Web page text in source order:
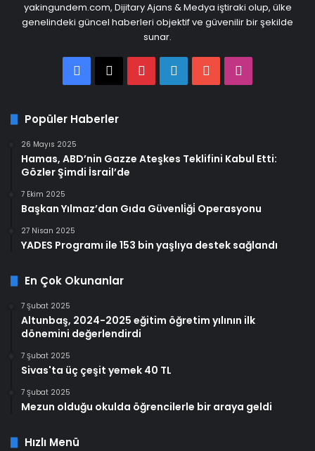
yakingundem.com, Dijitary Ajans & Medya iştiraki olup, ülke
genelindeki güncel haberleri objektif ve güvenilir bir şekilde
sunar.
Facebook
X PinterestLinkedInYouTube
Popüler Haberler
26 Mayıs 2025
Hamas, ABD’nin Gazze Ateşkes Teklifini Kabul Etti:
Gözler Şimdi İsrail’de
7 Ekim 2025
Başkan Yılmaz’dan Gıda Güvenli̇ği̇ Operasyonu
27 Nisan 2025
YADES Programı ile 153 bin yaşlıya destek sağlandı
En Çok Okunanlar
7 Şubat 2025
Altunbaş, 2024-2025 eğitim öğretim yılının ilk
dönemini değerlendirdi
7 Şubat 2025
Sivas'ta üç çeşit yemek 40 TL
7 Şubat 2025
Mezun olduğu okulda öğrencilerle bir araya geldi
Hızlı Menü